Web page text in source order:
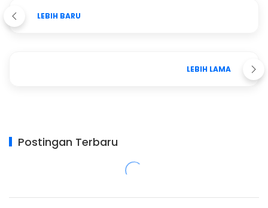
LEBIH BARU
LEBIH LAMA
Postingan Terbaru